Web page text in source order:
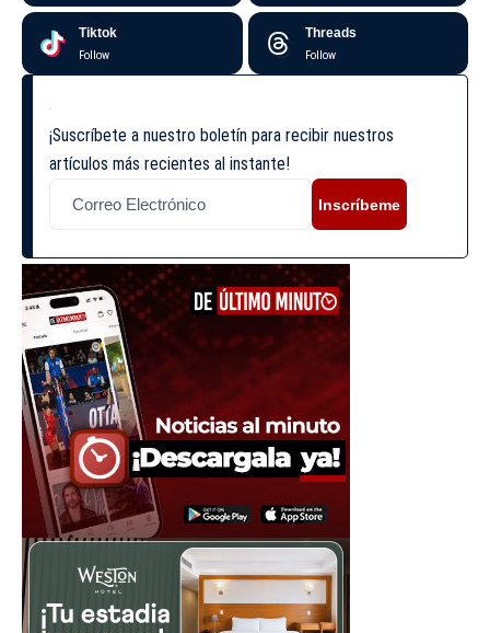
Tiktok
Follow
Threads
Follow
¡Suscríbete a nuestro boletín para recibir nuestros
artículos más recientes al instante!
Inscríbeme